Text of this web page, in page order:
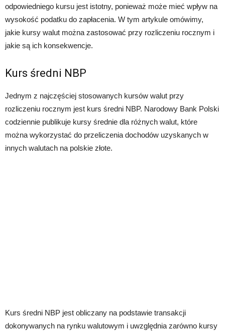
odpowiedniego kursu jest istotny, ponieważ może mieć wpływ na
wysokość podatku do zapłacenia. W tym artykule omówimy,
jakie kursy walut można zastosować przy rozliczeniu rocznym i
jakie są ich konsekwencje.
Kurs średni NBP
Jednym z najczęściej stosowanych kursów walut przy
rozliczeniu rocznym jest kurs średni NBP. Narodowy Bank Polski
codziennie publikuje kursy średnie dla różnych walut, które
można wykorzystać do przeliczenia dochodów uzyskanych w
innych walutach na polskie złote.
Kurs średni NBP jest obliczany na podstawie transakcji
dokonywanych na rynku walutowym i uwzględnia zarówno kursy